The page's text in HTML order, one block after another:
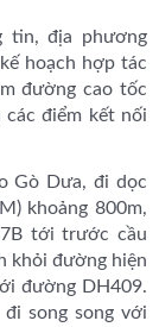
tin, địa phương
hoạch hợp tác
đường cao tốc
điểm kết nối
Gò Dưa, đi dọc
khoảng 800m,
tới trước cầu
khỏi đường hiện
đường DH409.
song song với